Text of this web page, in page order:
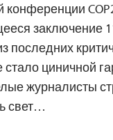
конференции
заключение
последних
циничной
журналисты
свет…